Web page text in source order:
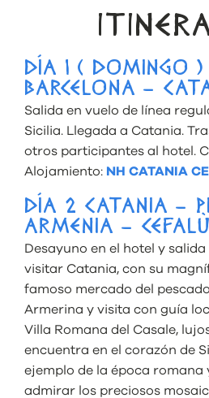
DÍA 1 ( DOMINGO
BARCELONA –
Salida en vuelo de línea
Sicilia. Llegada a Catania.
otros participantes al hotel.
Alojamiento: NH CATANIA
DÍA 2 CATANIA –
ARMENIA –
Desayuno en el hotel y
visitar Catania, con su
famoso mercado del
Armerina y visita con guía
Villa Romana del Casale,
encuentra en el corazón de
ejemplo de la época romana
admirar los preciosos